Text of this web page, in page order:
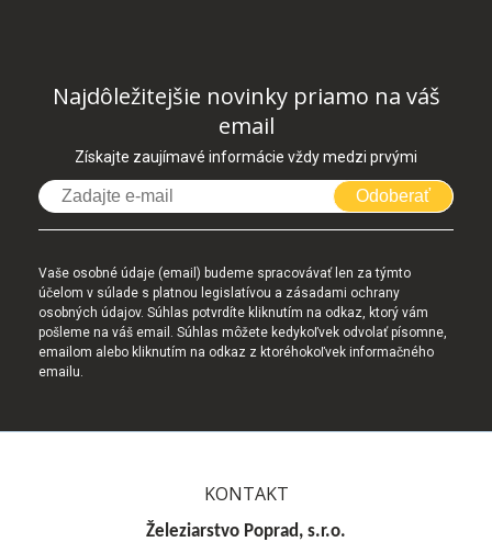
Najdôležitejšie novinky priamo na váš
email
Získajte zaujímavé informácie vždy medzi prvými
Odoberať
Vaše osobné údaje (email) budeme spracovávať len za týmto
účelom v súlade s platnou legislatívou a zásadami ochrany
osobných údajov. Súhlas potvrdíte kliknutím na odkaz, ktorý vám
pošleme na váš email. Súhlas môžete kedykoľvek odvolať písomne,
emailom alebo kliknutím na odkaz z ktoréhokoľvek informačného
emailu.
KONTAKT
Železiarstvo Poprad, s.r.o.